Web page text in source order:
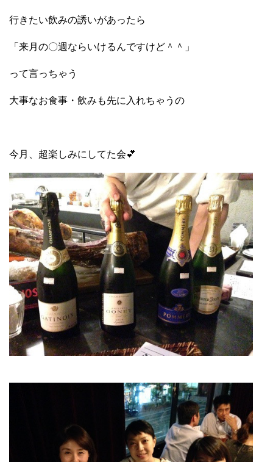
行きたい飲みの誘いがあったら
「来月の〇週ならいけるんですけど＾＾」
って言っちゃう
大事なお食事・飲みも先に入れちゃうの
今月、超楽しみにしてた会💕